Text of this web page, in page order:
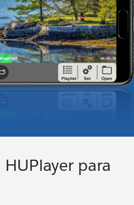
para